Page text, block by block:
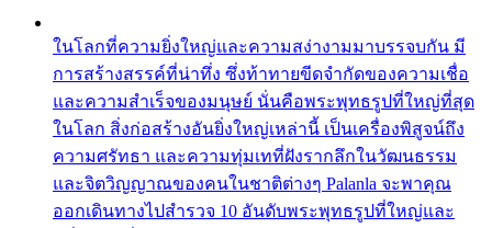
ในโลกที่ความยิ่งใหญ่และความสง่างามมาบรรจบกัน มี
การสร้างสรรค์ที่น่าทึ่ง ซึ่งท้าทายขีดจำกัดของความเชื่อ
และความสำเร็จของมนุษย์ นั่นคือพระพุทธรูปที่ใหญ่ที่สุด
ในโลก สิ่งก่อสร้างอันยิ่งใหญ่เหล่านี้ เป็นเครื่องพิสูจน์ถึง
ความศรัทธา และความทุ่มเทที่ฝังรากลึกในวัฒนธรรม
และจิตวิญญาณของคนในชาติต่างๆ Palanla จะพาคุณ
ออกเดินทางไปสำรวจ 10 อันดับพระพุทธรูปที่ใหญ่และ